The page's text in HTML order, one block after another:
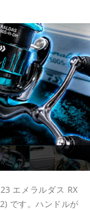
エメラルダス RX
です。ハンドルが